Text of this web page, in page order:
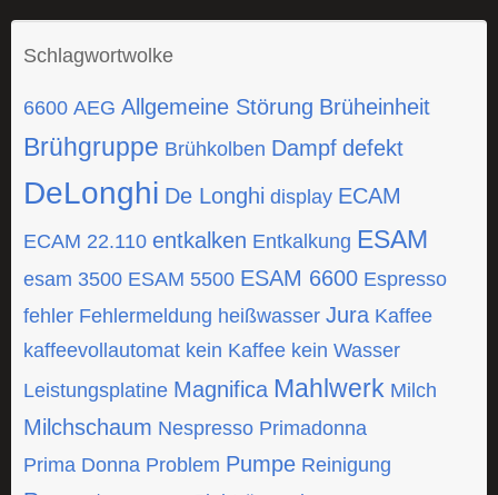
Schlagwortwolke
6600 AEG Allgemeine Störung Brüheinheit
Brühgruppe Brühkolben Dampf defekt
DeLonghi De Longhi display ECAM
ECAM 22.110 entkalken Entkalkung ESAM
esam 3500 ESAM 5500 ESAM 6600 Espresso
fehler Fehlermeldung heißwasser Jura Kaffee
kaffeevollautomat kein Kaffee kein Wasser
Leistungsplatine Magnifica Mahlwerk Milch
Milchschaum Nespresso Primadonna
Prima Donna Problem Pumpe Reinigung